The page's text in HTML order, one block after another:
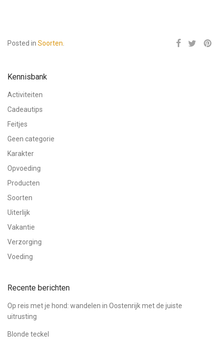
Posted in Soorten
Kennisbank
Activiteiten
Cadeautips
Feitjes
Geen categorie
Karakter
Opvoeding
Producten
Soorten
Uiterlijk
Vakantie
Verzorging
Voeding
Recente berichten
Op reis met je hond: wandelen in Oostenrijk met de juiste
uitrusting
Blonde teckel